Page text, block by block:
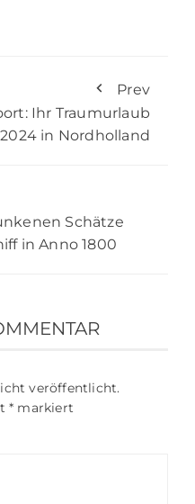
Prev
Ihr Traumurlaub
2024 in Nordholland
Schätze
in Anno 1800
veröffentlicht.
* markiert